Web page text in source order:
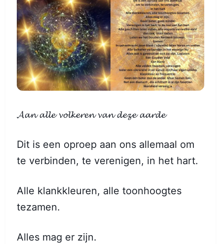
𝓐𝓪𝓷 𝓪𝓵𝓵𝓮 𝓿𝓸𝓵𝓴𝓮𝓻𝓮𝓷 𝓿𝓪𝓷 𝓭𝓮𝔃𝓮 𝓪𝓪𝓻𝓭𝓮
Dit is een oproep aan ons allemaal om
te verbinden, te verenigen, in het hart.
Alle klankkleuren, alle toonhoogtes
tezamen.
Alles mag er zijn.